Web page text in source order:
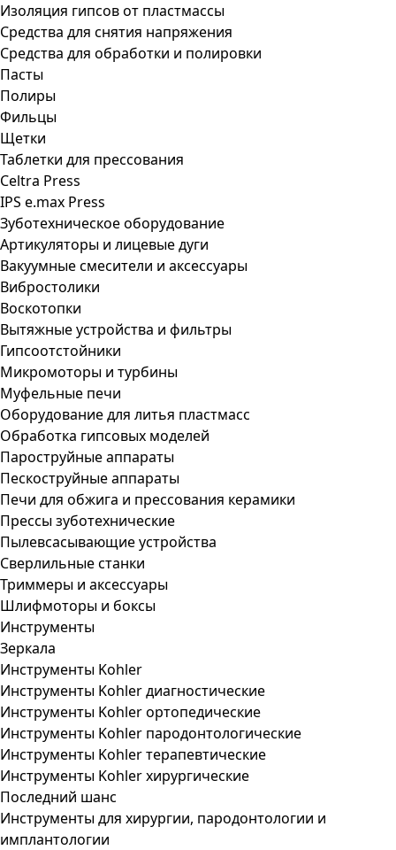
Изоляция гипсов от пластмассы
Средства для снятия напряжения
Средства для обработки и полировки
Пасты
Полиры
Фильцы
Щетки
Таблетки для прессования
Celtra Press
IPS e.max Press
Зуботехническое оборудование
Артикуляторы и лицевые дуги
Вакуумные смесители и аксессуары
Вибростолики
Воскотопки
Вытяжные устройства и фильтры
Гипсоотстойники
Микромоторы и турбины
Муфельные печи
Оборудование для литья пластмасс
Обработка гипсовых моделей
Пароструйные аппараты
Пескоструйные аппараты
Печи для обжига и прессования керамики
Прессы зуботехнические
Пылевсасывающие устройства
Сверлильные станки
Триммеры и аксессуары
Шлифмоторы и боксы
Инструменты
Зеркала
Инструменты Kohler
Инструменты Kohler диагностические
Инструменты Kohler ортопедические
Инструменты Kohler пародонтологические
Инструменты Kohler терапевтические
Инструменты Kohler хирургические
Последний шанс
Инструменты для хирургии, пародонтологии и
имплантологии